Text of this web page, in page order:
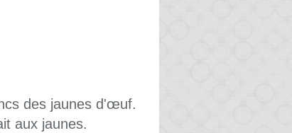
des jaunes d'œuf.
aux jaunes.